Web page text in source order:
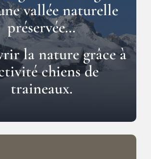
vallée naturelle
préservée…
la nature grâce à
chiens de
traineaux.